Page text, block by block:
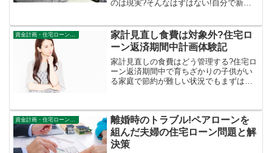
のは現実?そんなはずはない!自分で新築
生活が苦しい状態にならないための計画
方法を苦労体験者が解説。
家計見直し食費は対象外?住宅ロ
ーン返済期間中計画体験記
家計見直しの食費はどう管理する?住宅ロ
ーン返済期間中で育ちざかりの子供がい
る家庭で節約が難しい状況でもまずは無
購入後の4年目の一家の主が実際に心がけ
ている夫婦での管理方法をご紹介してい
ます。
離婚時のトラブル!ペアローンを
組んだ夫婦の住宅ローン問題と解
決策